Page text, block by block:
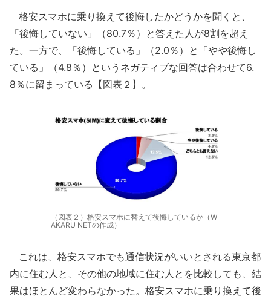
格安スマホに乗り換えて後悔したかどうかを聞くと、
「後悔していない」（80.7％）と答えた人が8割を超え
た。一方で、「後悔している」（2.0％）と「やや後悔し
ている」（4.8％）というネガティブな回答は合わせて6.
8％に留まっている【図表２】。
（図表２）格安スマホに替えて後悔しているか（W
AKARU NETの作成）
これは、格安スマホでも通信状況がいいとされる東京都
内に住む人と、その他の地域に住む人とを比較しても、結
果はほとんど変わらなかった。格安スマホに乗り換えて後